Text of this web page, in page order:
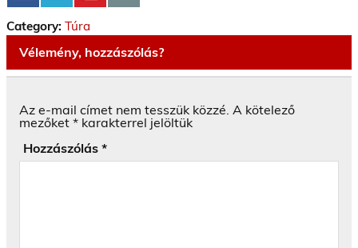
Category: Túra
Vélemény, hozzászólás?
Az e-mail címet nem tesszük közzé. A kötelező
mezőket * karakterrel jelöltük
Hozzászólás *